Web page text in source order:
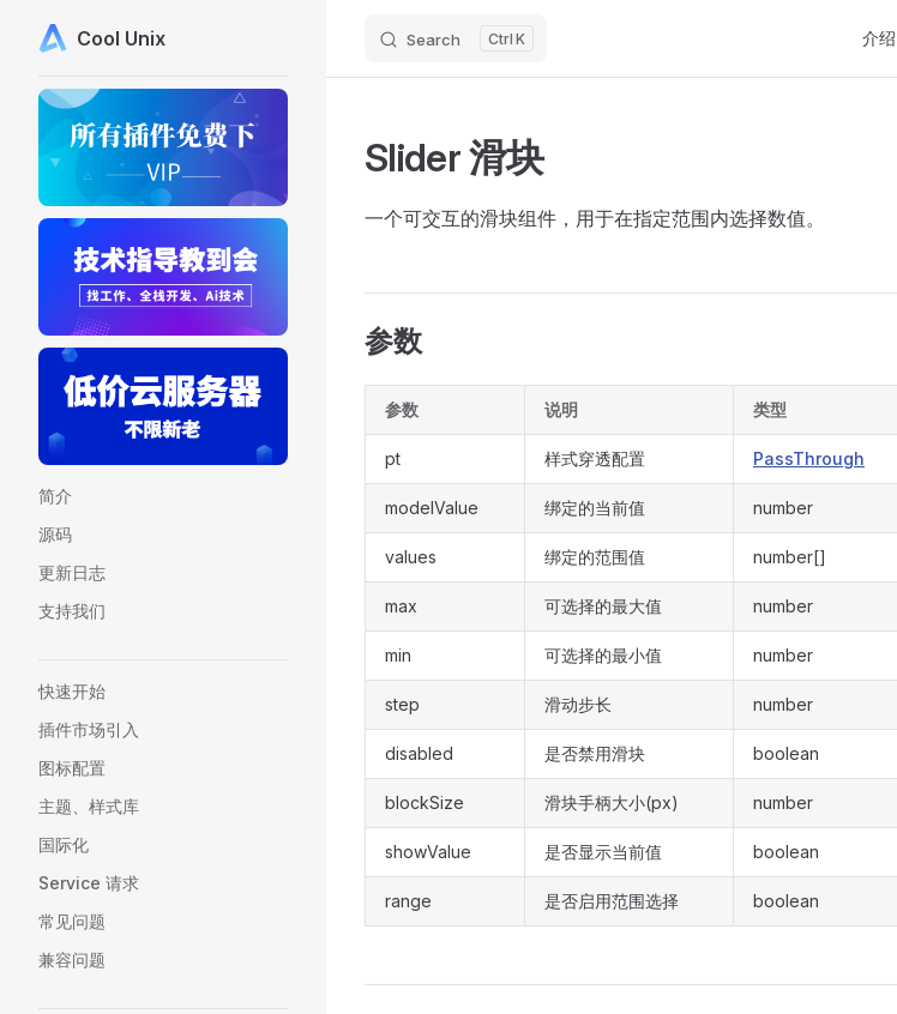
Skip to content
Cool Unix Search K 介绍
Sidebar Navigation
简介
源码
更新日志
支持我们
快速开始
插件市场引入
图标配置
主题、样式库
国际化
Service 请求
常见问题
兼容问题
Slider 滑块
一个可交互的滑块组件，用于在指定范围内选择数值。
参数
参数 说明 类型
pt 样式穿透配置 PassThrough
modelValue 绑定的当前值 number
values 绑定的范围值 number[]
max 可选择的最大值 number
min 可选择的最小值 number
step 滑动步长 number
disabled 是否禁用滑块 boolean
blockSize 滑块手柄大小(px) number
showValue 是否显示当前值 boolean
range 是否启用范围选择 boolean